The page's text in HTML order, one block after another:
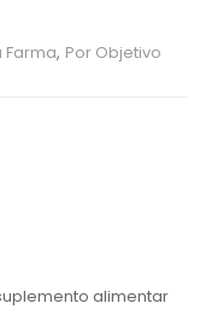
Farma, Por Objetivo
alimentar